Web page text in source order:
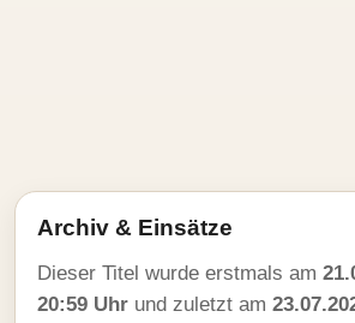
Archiv & Einsätze
Dieser Titel wurde erstmals am
20:59 Uhr und zuletzt am